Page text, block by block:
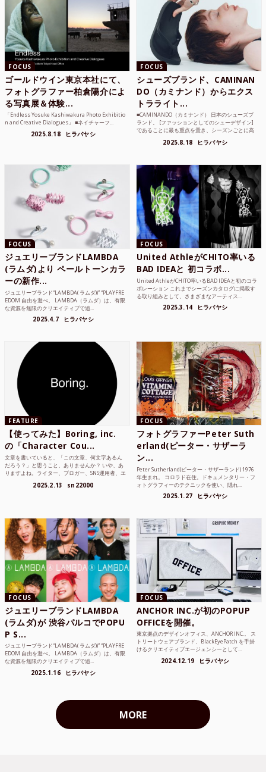
FOCUS
ゴールドウイン東京本社にて、
フォトグラファー柏倉陽介によ
る写真展＆体験...
「Endless Yosuke Kashiwakura Photo Exhibitio
n and Creative Dialogues」 ■ネイチャーフ...
2025.8.18 ヒラバヤシ
FOCUS
シューズブランド、CAMINAN
DO（カミナンド）からエクス
トラライト...
■CAMINANDO（カミナンド） 日本のシューズブ
ランド。 [ファッションとしてのシューデザイン]
であることに最も重点を置き、シーズンごとに高
2025.8.18 ヒラバヤシ
FOCUS
ジュエリーブランドLAMBDA
(ラムダ)より ペールトーンカラ
ーの新作...
ジュエリーブランド“LAMBDA( ラムダ))” “PLAYFRE
EDOM 自由を遊べ。 LAMBDA（ラムダ）は、有限
な資源を無限のクリエイティブで追...
2025.4.7 ヒラバヤシ
FOCUS
United AthleがCHITO率いる
BAD IDEAと 初コラボ...
United AthleがCHITO率いるBAD IDEAと初のコラ
ボレーション これまでシーズンカタログに掲載す
る取り組みとして、さまざまなアーティス...
2025.3.14 ヒラバヤシ
FEATURE
【使ってみた】Boring, inc.
の「Character Cou...
文章を書いていると、「この文章、何文字あるん
だろう？」と思うこと、ありませんか？ いや、あ
りますよね。ライター、ブロガー、SNS運用者、エ
2025.2.13 sn22000
FOCUS
フォトグラファーPeter Suth
erland(ピーター・サザーラ
ン...
Peter Sutherland(ピーター・サザーランド) 1976
年生まれ。 コロラド在住。ドキュメンタリー・フ
ォトグラフィーのテクニックを使い、隠れ...
2025.1.27 ヒラバヤシ
FOCUS
ジュエリーブランドLAMBDA
(ラムダ)が 渋谷パルコでPOPU
P S...
ジュエリーブランド“LAMBDA( ラムダ))” “PLAYFRE
EDOM 自由を遊べ。 LAMBDA（ラムダ）は、有限
な資源を無限のクリエイティブで追...
2025.1.16 ヒラバヤシ
FOCUS
ANCHOR INC.が初のPOPUP
OFFICEを開催。
東京拠点のデザインオフィス、ANCHOR INC.。 ス
トリートウェアブランド、BlackEyePatch を手掛
けるクリエイティブエージェンシーとして...
2024.12.19 ヒラバヤシ
MORE